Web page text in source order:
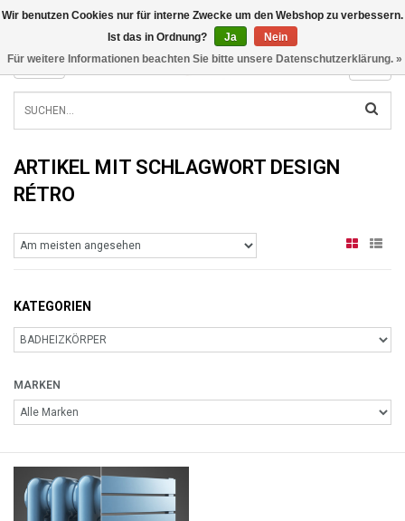
INFO@RADIATORS.SHOP
MENU
ARTIKEL MIT SCHLAGWORT DESIGN
RÉTRO
KATEGORIEN
MARKEN
Wir benutzen Cookies nur für interne Zwecke um den Webshop zu verbessern.
Ist das in Ordnung?
Ja
Nein
Für weitere Informationen beachten Sie bitte unsere Datenschutzerklärung. »